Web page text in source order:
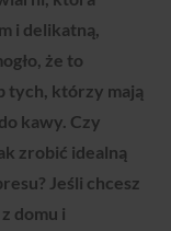
i delikatną,
że to
tych, którzy mają
kawy. Czy
zrobić idealną
Jeśli chcesz
domu i